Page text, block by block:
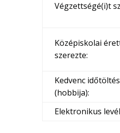
Végzettségé(i)t
Középiskolai
szerezte:
Kedvenc
(hobbija):
Elektronikus